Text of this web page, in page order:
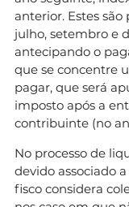
anterior. Estes
julho, setembro e
antecipando o
que se concentre
pagar, que será
imposto após a
contribuinte (no
No processo de
devido associado
fisco considera